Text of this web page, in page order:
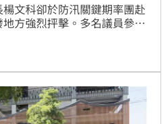
文科卻於防汛關鍵期率團赴
方強烈抨擊。多名議員參選
甚至淪為中共統戰樣板。面
費定義矛盾，要求縣府公開
月暴雨釀災的慘痛教訓，楊
發政治爭議，更讓市民對防